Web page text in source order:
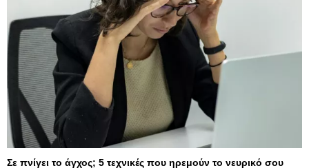
Σε πνίγει το άγχος; 5 τεχνικές που ηρεμούν το νευρικό σου